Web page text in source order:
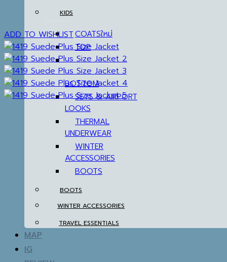
KIDS
COATS
TOP
BOTTOM
SETS & AIRPORT
LOOKS
THERMAL
UNDERWEAR
WINTER
ACCESSORIES
BOOTS
BOOTS
WINTER ACCESSORIES
TRAVEL ESSENTIALS
MAP
IG
ADD TO WISHLIST